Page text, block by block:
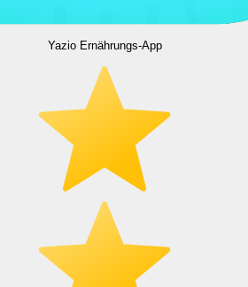
Yazio Ernährungs-App